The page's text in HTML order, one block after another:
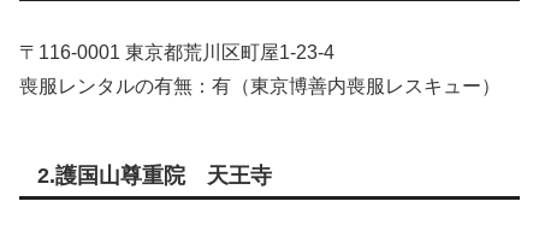
〒116-0001 東京都荒川区町屋1-23-4
喪服レンタルの有無：有（東京博善内喪服レスキュー）
2.護国山尊重院 天王寺